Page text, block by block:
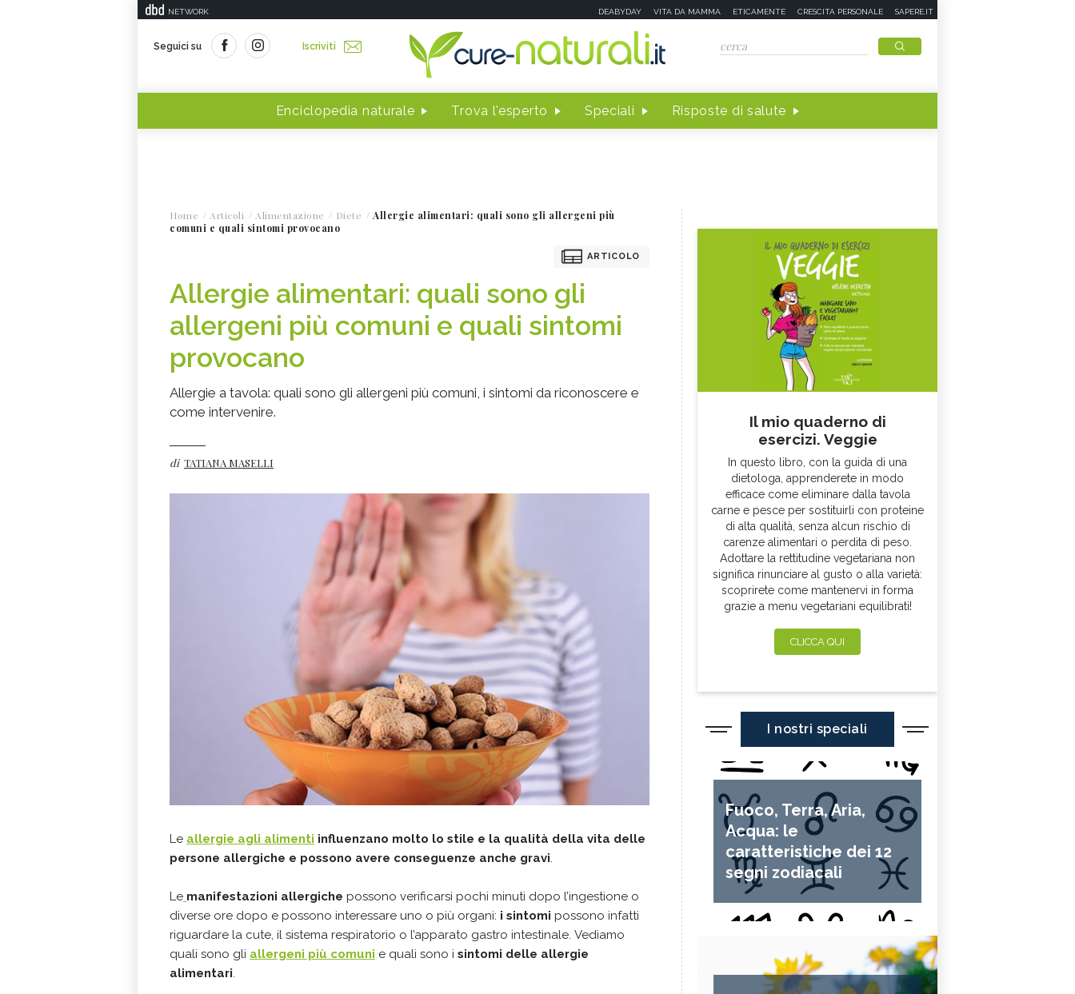
NETWORK DEABYDAY VITA DA MAMMA ETICAMENTE CRESCITA PERSONALE SAPERE.IT
Seguici su Iscriviti
Enciclopedia naturale Trova l'esperto Speciali Risposte di salute
Home Articoli Alimentazione Diete
Allergie alimentari: quali sono gli allergeni più
comuni e quali sintomi provocano
ARTICOLO
Allergie alimentari: quali sono gli
allergeni più comuni e quali sintomi
provocano
Allergie a tavola: quali sono gli allergeni più comuni, i sintomi da riconoscere e
come intervenire.
di TATIANA MASELLI
Le allergie agli alimenti influenzano molto lo stile e la qualità della vita delle
persone allergiche e possono avere conseguenze anche gravi.
Le manifestazioni allergiche possono verificarsi pochi minuti dopo l’ingestione o
diverse ore dopo e possono interessare uno o più organi: i sintomi possono infatti
riguardare la cute, il sistema respiratorio o l’apparato gastro intestinale. Vediamo
quali sono gli allergeni più comuni e quali sono i sintomi delle allergie
alimentari.
Il mio quaderno di
esercizi. Veggie
In questo libro, con la guida di una
dietologa, apprenderete in modo
efficace come eliminare dalla tavola
carne e pesce per sostituirli con proteine
di alta qualità, senza alcun rischio di
carenze alimentari o perdita di peso.
Adottare la rettitudine vegetariana non
significa rinunciare al gusto o alla varietà:
scoprirete come mantenervi in forma
grazie a menu vegetariani equilibrati!
CLICCA QUI
I nostri speciali
Fuoco, Terra, Aria,
Acqua: le
caratteristiche dei 12
segni zodiacali